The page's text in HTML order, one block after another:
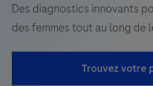
Des diagnostics innovants
des femmes tout au long de
Trouvez votre